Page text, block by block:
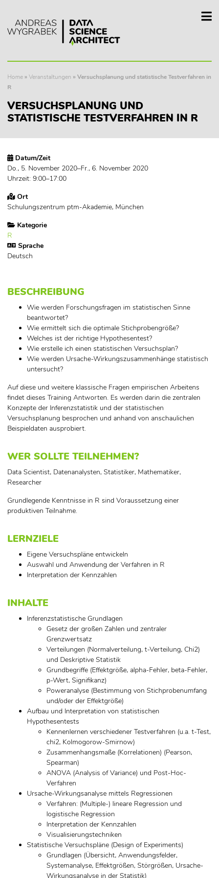
Home » Veranstaltungen » Versuchsplanung und statistische Testverfahren in
R
VERSUCHSPLANUNG UND
STATISTISCHE TESTVERFAHREN IN R
Datum/Zeit
Do., 5. November 2020–Fr., 6. November 2020
Uhrzeit: 9:00–17:00
Ort
Schulungszentrum ptm-Akademie, München
Kategorie
R
Sprache
Deutsch
BESCHREIBUNG
Wie werden Forschungsfragen im statistischen Sinne
beantwortet?
Wie ermittelt sich die optimale Stichprobengröße?
Welches ist der richtige Hypothesentest?
Wie erstelle ich einen statistischen Versuchsplan?
Wie werden Ursache-Wirkungszusammenhänge statistisch
untersucht?
Auf diese und weitere klassische Fragen empirischen Arbeitens
findet dieses Training Antworten. Es werden darin die zentralen
Konzepte der Inferenzstatistik und der statistischen
Versuchsplanung besprochen und anhand von anschaulichen
Beispieldaten ausprobiert.
WER SOLLTE TEILNEHMEN?
Data Scientist, Datenanalysten, Statistiker, Mathematiker,
Researcher
Grundlegende Kenntnisse in R sind Voraussetzung einer
produktiven Teilnahme.
LERNZIELE
Eigene Versuchspläne entwickeln
Auswahl und Anwendung der Verfahren in R
Interpretation der Kennzahlen
INHALTE
Inferenzstatistische Grundlagen
Gesetz der großen Zahlen und zentraler
Grenzwertsatz
Verteilungen (Normalverteilung, t-Verteilung, Chi2)
und Deskriptive Statistik
Grundbegriffe (Effektgröße, alpha-Fehler, beta-Fehler,
p-Wert, Signifikanz)
Poweranalyse (Bestimmung von Stichprobenumfang
und/oder der Effektgröße)
Aufbau und Interpretation von statistischen
Hypothesentests
Kennenlernen verschiedener Testverfahren (u.a. t-Test,
chi2, Kolmogorow-Smirnow)
Zusammenhangsmaße (Korrelationen) (Pearson,
Spearman)
ANOVA (Analysis of Variance) und Post-Hoc-
Verfahren
Ursache-Wirkungsanalyse mittels Regressionen
Verfahren: (Multiple-) lineare Regression und
logistische Regression
Interpretation der Kennzahlen
Visualisierungstechniken
Statistische Versuchspläne (Design of Experiments)
Grundlagen (Übersicht, Anwendungsfelder,
Systemanalyse, Effektgrößen, Störgrößen, Ursache-
Wirkungsanalyse in der Statistik)